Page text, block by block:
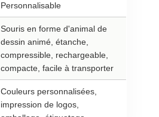
Personnalisable
Souris en forme d'animal de
dessin animé, étanche,
compressible, rechargeable,
compacte, facile à transporter
Couleurs personnalisées,
impression de logos,